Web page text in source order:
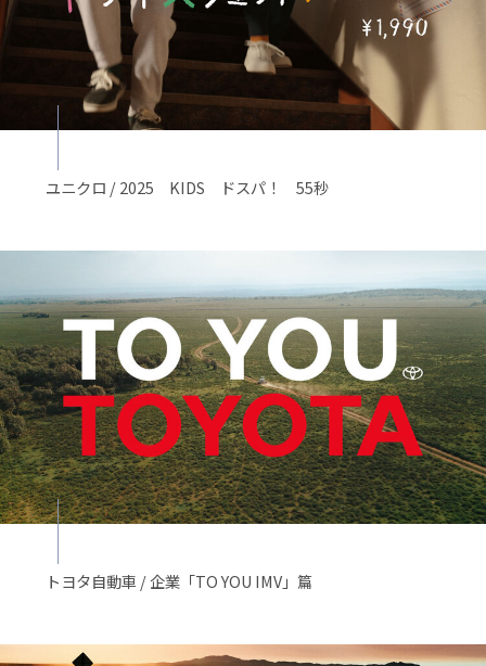
ユニクロ / 2025 KIDS ドスパ！ 55秒
トヨタ自動車 / 企業「TO YOU IMV」篇